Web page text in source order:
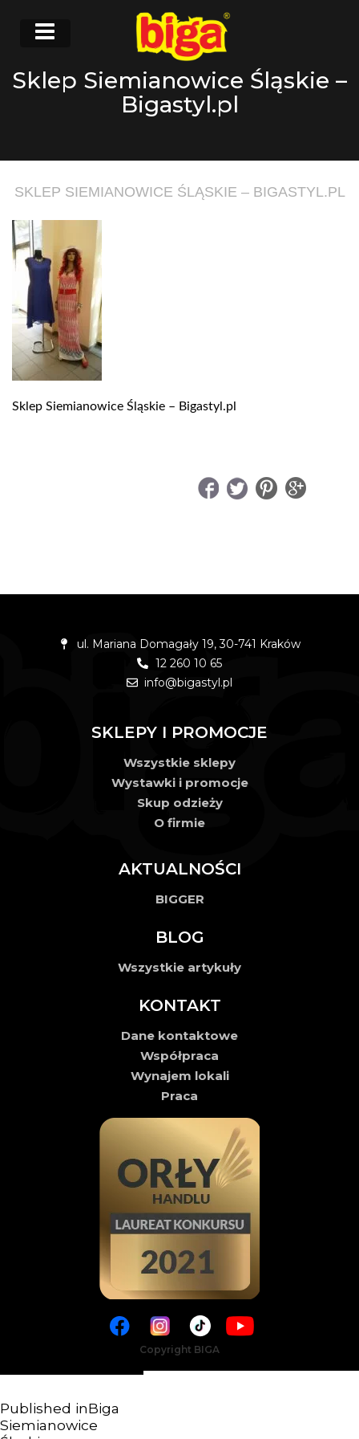
Sklep Siemianowice Śląskie –
Bigastyl.pl
SKLEP SIEMIANOWICE ŚLĄSKIE – BIGASTYL.PL
Sklep Siemianowice Śląskie – Bigastyl.pl
ul. Mariana Domagały 19, 30-741 Kraków
12 260 10 65
info@bigastyl.pl
SKLEPY I PROMOCJE
Wszystkie sklepy
Wystawki i promocje
Skup odzieży
O firmie
AKTUALNOŚCI
BIGGER
BLOG
Wszystkie artykuły
KONTAKT
Dane kontaktowe
Współpraca
Wynajem lokali
Praca
Copyright BIGA
Published inBiga
Siemianowice